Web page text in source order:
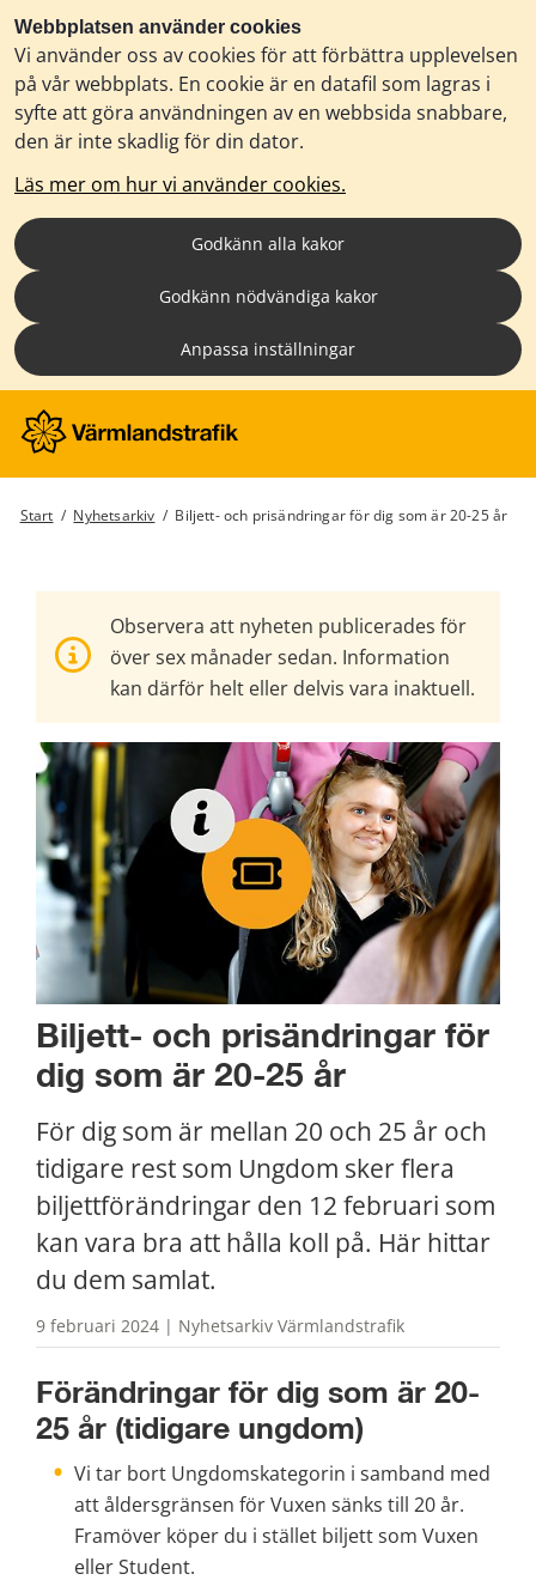
Webbplatsen använder cookies
Vi använder oss av cookies för att förbättra upplevelsen
på vår webbplats. En cookie är en datafil som lagras i
syfte att göra användningen av en webbsida snabbare,
den är inte skadlig för din dator.
Läs mer om hur vi använder cookies.
Godkänn alla kakor
Godkänn nödvändiga kakor
Anpassa inställningar
Start / Nyhetsarkiv / Biljett- och prisändringar för dig som är 20-25 år
Observera att nyheten publicerades för
över sex månader sedan. Information
kan därför helt eller delvis vara inaktuell.
Biljett- och prisändringar för
dig som är 20-25 år
För dig som är mellan 20 och 25 år och
tidigare rest som Ungdom sker flera
biljettförändringar den 12 februari som
kan vara bra att hålla koll på. Här hittar
du dem samlat.
9 februari 2024 | Nyhetsarkiv Värmlandstrafik
Förändringar för dig som är 20-
25 år (tidigare ungdom)
Vi tar bort Ungdomskategorin i samband med
att åldersgränsen för Vuxen sänks till 20 år.
Framöver köper du i stället biljett som Vuxen
eller Student.